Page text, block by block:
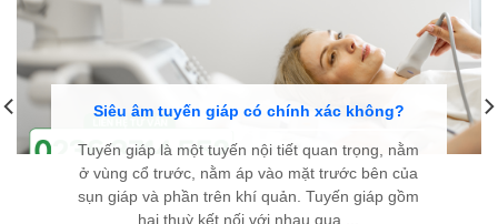
Siêu âm tuyến giáp có chính xác không?
Tuyến giáp là một tuyến nội tiết quan trọng, nằm
ở vùng cổ trước, nằm áp vào mặt trước bên của
sụn giáp và phần trên khí quản. Tuyến giáp gồm
hai thuỳ kết nối với nhau qua ...